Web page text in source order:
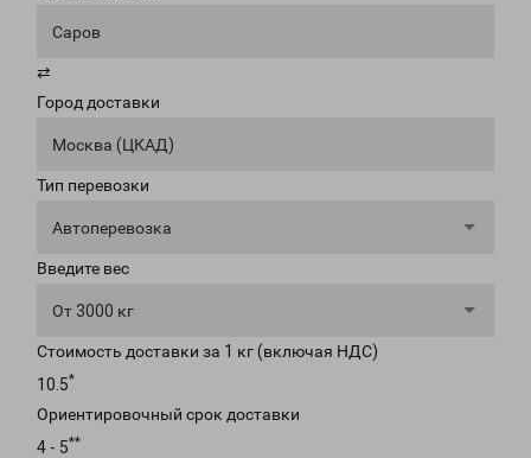
Саров
⇄
Город доставки
Москва (ЦКАД)
Тип перевозки
Автоперевозка
Введите вес
От 3000 кг
Стоимость доставки за 1 кг (включая НДС)
10.5*
Ориентировочный срок доставки
4 - 5**